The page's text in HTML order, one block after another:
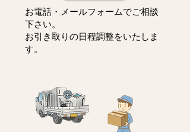
お電話・メールフォームでご相談
下さい。
お引き取りの日程調整をいたしま
す。